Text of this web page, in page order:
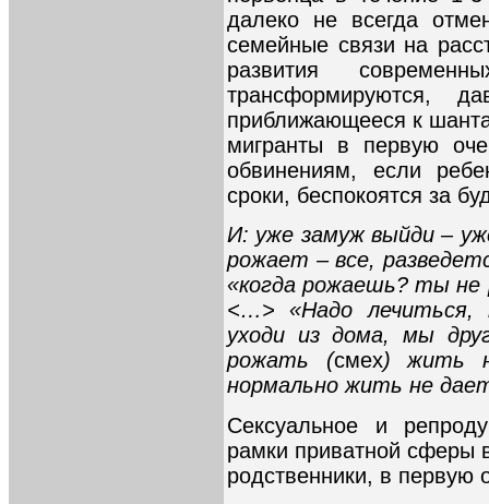
далеко не всегда
семейные связи на
развития
трансформируются,
приближающееся к
мигранты в первую
обвинениям, если
сроки, беспокоятся за
И: уже замуж выйди –
рожает – все,
«когда рожаешь? ты
<…> «Надо
уходи из дома, мы
рожать (смех) жить
нормально жить не
Сексуальное и
рамки приватной сферы
родственники, в первую